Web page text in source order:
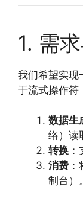
1. 需
我们希望实现
于流式操作符
数据生
络）读
转换
消费
制台）。